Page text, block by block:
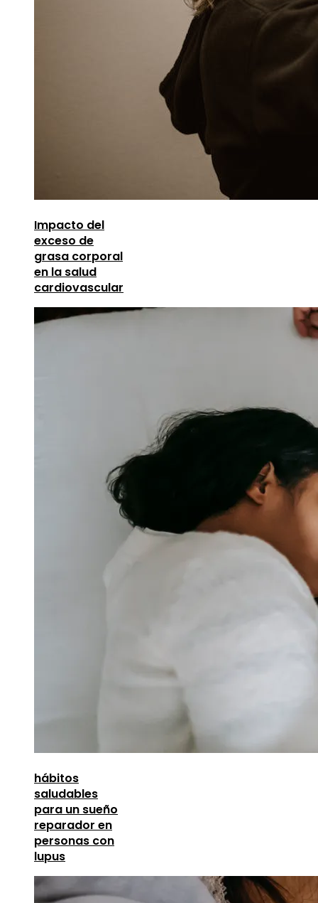
Impacto del
exceso de
grasa corporal
en la salud
cardiovascular
hábitos
saludables
para un sueño
reparador en
personas con
lupus